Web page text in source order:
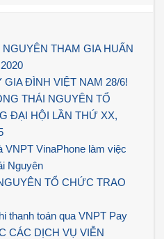
THAM GIA HUẤN
ĐÌNH VIỆT NAM 28/6!
THÁI NGUYÊN TỔ
ĐẠI HỘI LẦN THỨ XX,
VNPT VinaPhone làm việc
Nguyên
TỔ CHỨC TRAO
thanh toán qua VNPT Pay
CÁC DỊCH VỤ VIỄN